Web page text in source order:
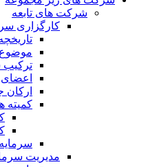
شرکت های تابعه
کارگزاری
ترکیب
کمیته
مدیریت